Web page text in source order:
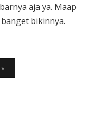
aja ya. Maap
bikinnya.